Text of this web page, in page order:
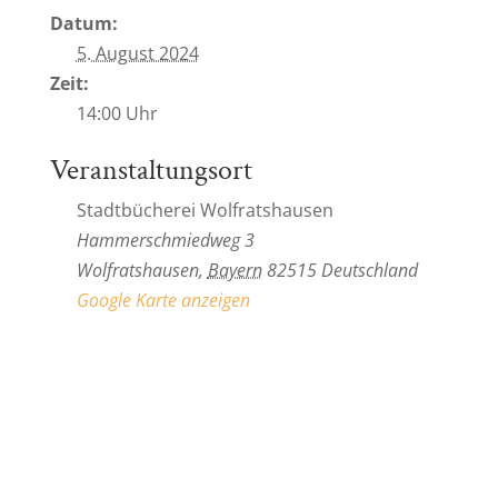
Datum:
5. August 2024
Zeit:
14:00 Uhr
Veranstaltungsort
Stadtbücherei Wolfratshausen
Hammerschmiedweg 3
Wolfratshausen, Bayern82515Deutschland
Google Karte anzeigen